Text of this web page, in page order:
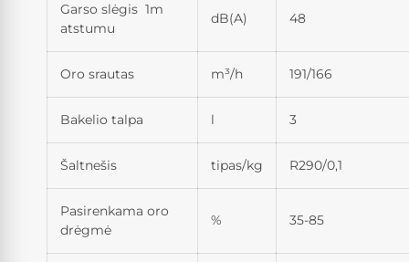
Garso slėgis 1m
atstumu
dB(A) 48
Oro srautas m³/h 191/166
Bakelio talpa l 3
Šaltnešis tipas/kg R290/0,1
Pasirenkama oro
drėgmė
% 35-85